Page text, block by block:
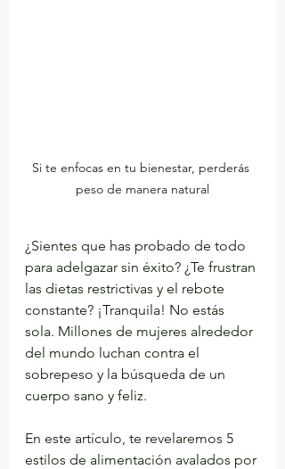
Si te enfocas en tu bienestar, perderás
peso de manera natural
¿Sientes que has probado de todo
para adelgazar sin éxito? ¿Te frustran
las dietas restrictivas y el rebote
constante? ¡Tranquila! No estás
sola. Millones de mujeres alrededor
del mundo luchan contra el
sobrepeso y la búsqueda de un
cuerpo sano y feliz.
En este artículo, te revelaremos 5
estilos de alimentación avalados por